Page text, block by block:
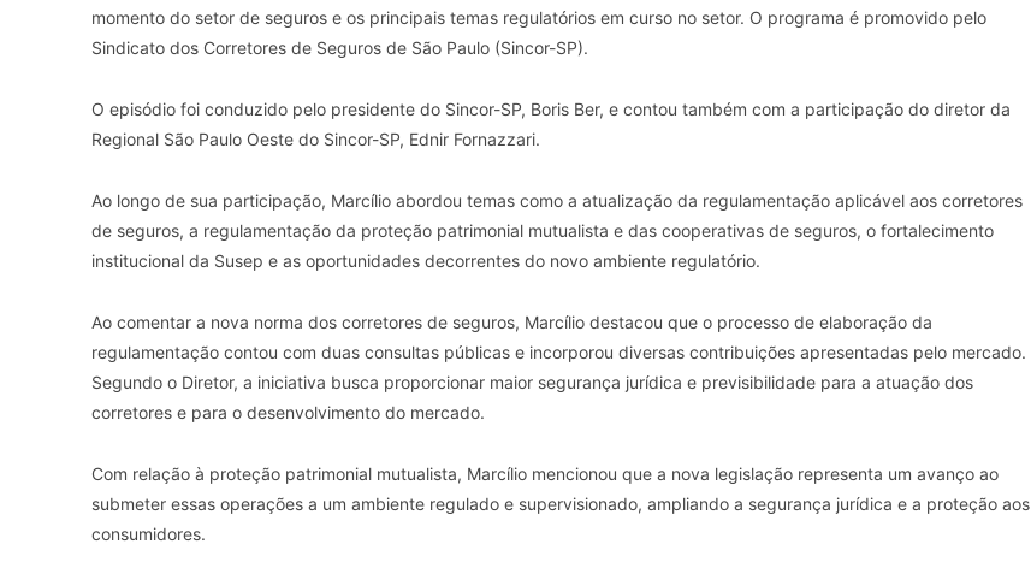
momento do setor de seguros e os principais temas regulatórios em curso no setor. O programa é promovido pelo
Sindicato dos Corretores de Seguros de São Paulo (Sincor-SP).
O episódio foi conduzido pelo presidente do Sincor-SP, Boris Ber, e contou também com a participação do diretor da
Regional São Paulo Oeste do Sincor-SP, Ednir Fornazzari.
Ao longo de sua participação, Marcílio abordou temas como a atualização da regulamentação aplicável aos corretores
de seguros, a regulamentação da proteção patrimonial mutualista e das cooperativas de seguros, o fortalecimento
institucional da Susep e as oportunidades decorrentes do novo ambiente regulatório.
Ao comentar a nova norma dos corretores de seguros, Marcílio destacou que o processo de elaboração da
regulamentação contou com duas consultas públicas e incorporou diversas contribuições apresentadas pelo mercado.
Segundo o Diretor, a iniciativa busca proporcionar maior segurança jurídica e previsibilidade para a atuação dos
corretores e para o desenvolvimento do mercado.
Com relação à proteção patrimonial mutualista, Marcílio mencionou que a nova legislação representa um avanço ao
submeter essas operações a um ambiente regulado e supervisionado, ampliando a segurança jurídica e a proteção aos
consumidores.